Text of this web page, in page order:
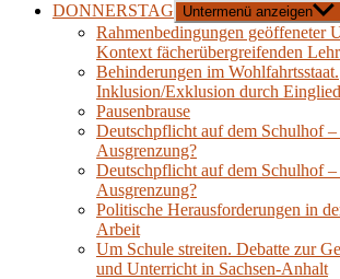
DONNERSTAG
Untermenü anzeigen
Rahmenbedingungen geöffeneter
Kontext fächerübergreifenden
Behinderungen im Wohlfahrtsstaat.
Inklusion/Exklusion durch
Pausenbrause
Deutschpflicht auf dem Schulhof
Ausgrenzung?
Deutschpflicht auf dem Schulhof
Ausgrenzung?
Politische Herausforderungen in
Arbeit
Um Schule streiten. Debatte zur
und Unterricht in Sachsen-Anhalt